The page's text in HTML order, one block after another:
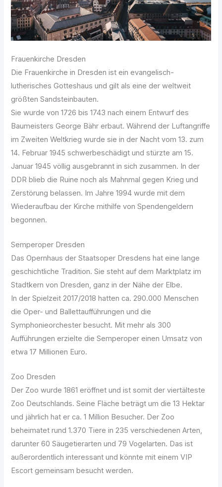
Frauenkirche Dresden
Die Frauenkirche in Dresden ist ein evangelisch-
lutherisches Gotteshaus und gilt als eine der weltweit
größten Sandsteinbauten.
Sie wurde von 1726 bis 1743 nach einem Entwurf des
Baumeisters George Bähr erbaut. Während der Luftangriffe
im Zweiten Weltkrieg wurde sie in der Nacht vom 13. zum
14. Februar 1945 schwerbeschädigt und stürzte am 15.
Januar 1945 völlig ausgebrannt in sich zusammen. In der
DDR blieb die Ruine noch als Mahnmal gegen Krieg und
Zerstörung belassen. Im Jahre 1994 wurde mit dem
Wiederaufbau der Kirche mithilfe von Spendengeldern
begonnen.
Semperoper Dresden
Das Opernhaus der Staatsoper Dresdens hat eine lange
geschichtliche Tradition. Sie steht auf dem Marktplatz im
Stadtkern von Dresden, ganz in der Nähe der Elbe.
In der Spielzeit 2017/2018 hatten ca. 290.000 Menschen
die Oper- und Ballettaufführungen und die
Symphonieorchester besucht. Mit mehr als 300
Aufführungen erzielte die Semperoper einen Umsatz von
etwa 17 Millionen Euro.
Zoo Dresden
Der Zoo wurde 1861 eröffnet und ist somit der viertälteste
Zoo Deutschlands. Seine Fläche beträgt um die 13 Hektar
und jährlich hat er ca. 1 Million Besucher. Der Zoo
beheimatet rund 1.370 Tiere in 235 verschiedenen Arten,
darunter 60 Säugetierarten und 79 Vogelarten. Das ist
außerordentlich interessant und könnte mit einem VIP
Escort gemeinsam besucht werden.